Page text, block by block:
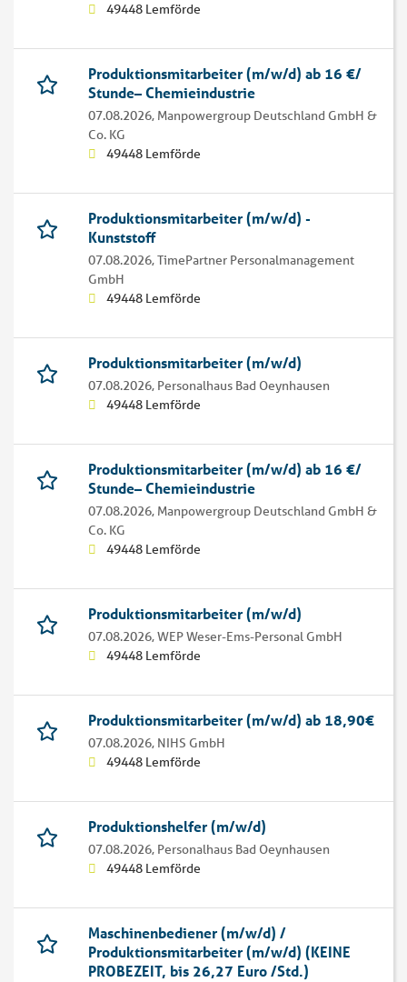
49448 Lemförde
Produktionsmitarbeiter (m/w/d) ab 16 €/
Stunde– Chemieindustrie
07.08.2026, Manpowergroup Deutschland GmbH &
Co. KG
49448 Lemförde
Produktionsmitarbeiter (m/w/d) -
Kunststoff
07.08.2026,TimePartner Personalmanagement
GmbH
49448 Lemförde
Produktionsmitarbeiter (m/w/d)
07.08.2026, Personalhaus Bad Oeynhausen
49448 Lemförde
Produktionsmitarbeiter (m/w/d) ab 16 €/
Stunde– Chemieindustrie
07.08.2026, Manpowergroup Deutschland GmbH &
Co. KG
49448 Lemförde
Produktionsmitarbeiter (m/w/d)
07.08.2026,WEP Weser-Ems-Personal GmbH
49448 Lemförde
Produktionsmitarbeiter (m/w/d) ab 18,90€
07.08.2026, NIHS GmbH
49448 Lemförde
Produktionshelfer (m/w/d)
07.08.2026, Personalhaus Bad Oeynhausen
49448 Lemförde
Maschinenbediener (m/w/d) /
Produktionsmitarbeiter (m/w/d) (KEINE
PROBEZEIT, bis 26,27 Euro /Std.)